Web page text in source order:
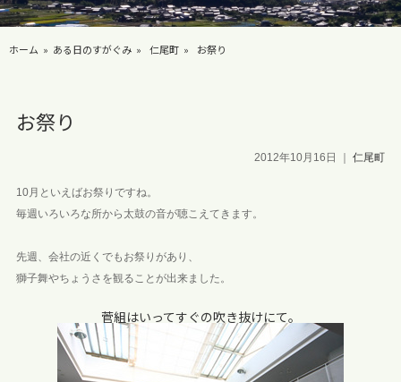
ホーム ある日のすがぐみ 仁尾町 お祭り
お祭り
2012年10月16日 ｜仁尾町
10月といえばお祭りですね。
毎週いろいろな所から太鼓の音が聴こえてきます。
先週、会社の近くでもお祭りがあり、
獅子舞やちょうさを観ることが出来ました。
菅組はいってすぐの吹き抜けにて。